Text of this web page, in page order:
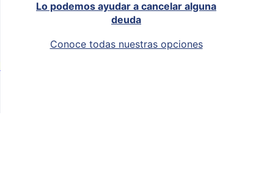
Lo podemos ayudar a cancelar alguna
deuda
Conoce todas nuestras opciones